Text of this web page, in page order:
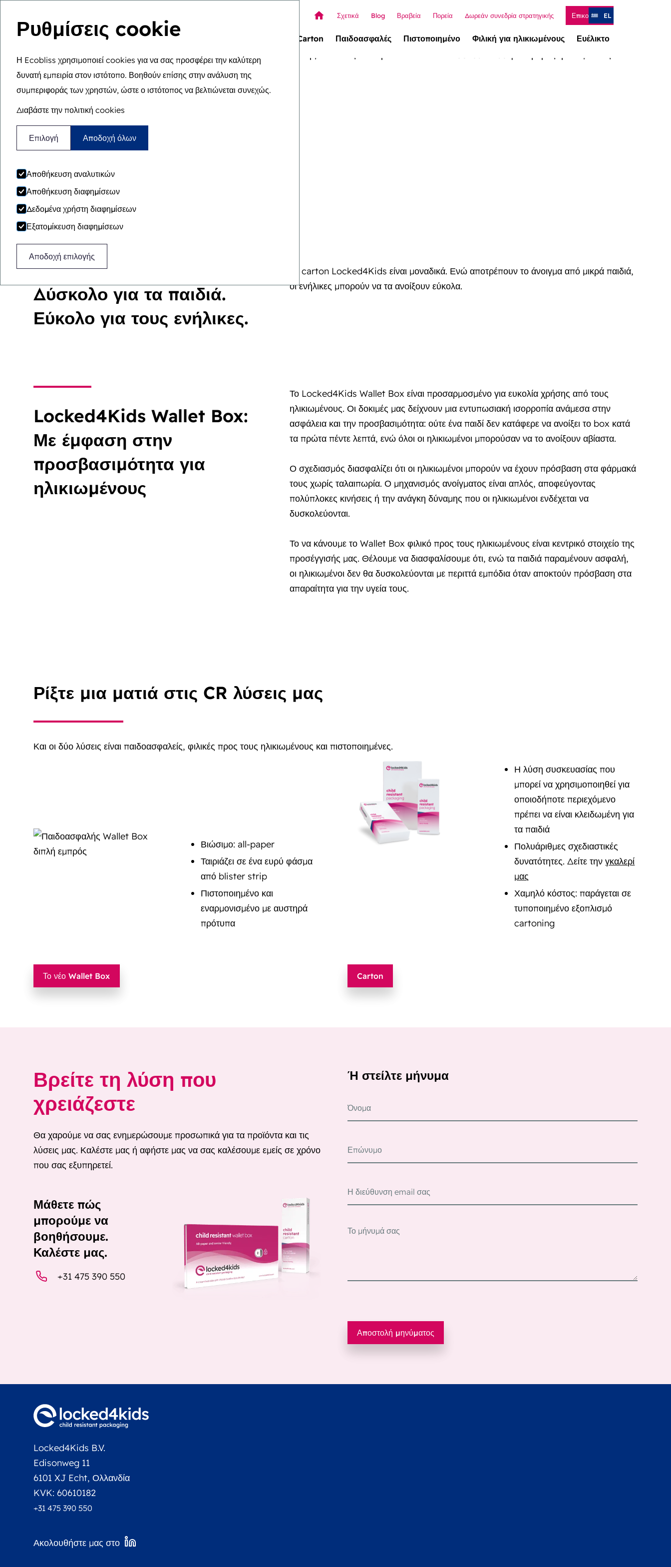
Ρυθμίσεις cookie
Η Ecobliss χρησιμοποιεί cookies για να σας προσφέρει την καλύτερη
δυνατή εμπειρία στον ιστότοπο. Βοηθούν επίσης στην ανάλυση της
συμπεριφοράς των χρηστών, ώστε ο ιστότοπος να βελτιώνεται συνεχώς.
Διαβάστε την πολιτική cookies
Επιλογή Αποδοχή όλων
Αποθήκευση αναλυτικών
Αποθήκευση διαφημίσεων
Δεδομένα χρήστη διαφημίσεων
Εξατομίκευση διαφημίσεων
Αποδοχή επιλογής
Carton Παιδοασφαλές Πιστοποιημένο Φιλική για ηλικιωμένους Ευέλικτο
Σχετικά Blog Βραβεία Πορεία Δωρεάν συνεδρία στρατηγικής ΕπικοινωνίαEL
Βρίσκεστε εδώ: Αρχική > Φιλική για ηλικιωμένους
Φιλική για
ηλικιωμένους
Η Locked4Kids προσφέρει τον τέλειο
συνδυασμό παιδοασφάλειας, εύκολης
πρόσβασης για ενήλικες και οικονομικά
αποδοτικής παραγωγής.
Δύσκολο για τα παιδιά.
Εύκολο για τους ενήλικες.
Τα carton Locked4Kids είναι μοναδικά. Ενώ αποτρέπουν το άνοιγμα από μικρά παιδιά,
οι ενήλικες μπορούν να τα ανοίξουν εύκολα.
Locked4Kids Wallet Box:
Με έμφαση στην
προσβασιμότητα για
ηλικιωμένους
Το Locked4Kids Wallet Box είναι προσαρμοσμένο για ευκολία χρήσης από τους
ηλικιωμένους. Οι δοκιμές μας δείχνουν μια εντυπωσιακή ισορροπία ανάμεσα στην
ασφάλεια και την προσβασιμότητα: ούτε ένα παιδί δεν κατάφερε να ανοίξει το box κατά
τα πρώτα πέντε λεπτά, ενώ όλοι οι ηλικιωμένοι μπορούσαν να το ανοίξουν αβίαστα.
Ο σχεδιασμός διασφαλίζει ότι οι ηλικιωμένοι μπορούν να έχουν πρόσβαση στα φάρμακά
τους χωρίς ταλαιπωρία. Ο μηχανισμός ανοίγματος είναι απλός, αποφεύγοντας
πολύπλοκες κινήσεις ή την ανάγκη δύναμης που οι ηλικιωμένοι ενδέχεται να
δυσκολεύονται.
Το να κάνουμε το Wallet Box φιλικό προς τους ηλικιωμένους είναι κεντρικό στοιχείο της
προσέγγισής μας. Θέλουμε να διασφαλίσουμε ότι, ενώ τα παιδιά παραμένουν ασφαλή,
οι ηλικιωμένοι δεν θα δυσκολεύονται με περιττά εμπόδια όταν αποκτούν πρόσβαση στα
απαραίτητα για την υγεία τους.
Ρίξτε μια ματιά στις CR λύσεις μας
Και οι δύο λύσεις είναι παιδοασφαλείς, φιλικές προς τους ηλικιωμένους και πιστοποιημένες.
Βιώσιμο: all-paper
Ταιριάζει σε ένα ευρύ φάσμα
από blister strip
Πιστοποιημένο και
εναρμονισμένο με αυστηρά
πρότυπα
Το νέο Wallet Box
Η λύση συσκευασίας που
μπορεί να χρησιμοποιηθεί για
οποιοδήποτε περιεχόμενο
πρέπει να είναι κλειδωμένη για
τα παιδιά
Πολυάριθμες σχεδιαστικές
δυνατότητες. Δείτε τηνγκαλερί
μας
Χαμηλό κόστος: παράγεται σε
τυποποιημένο εξοπλισμό
cartoning
Carton
Βρείτε τη λύση που
χρειάζεστε
Θα χαρούμε να σας ενημερώσουμε προσωπικά για τα προϊόντα και τις
λύσεις μας. Καλέστε μας ή αφήστε μας να σας καλέσουμε εμείς σε χρόνο
που σας εξυπηρετεί.
Μάθετε πώς
μπορούμε να
βοηθήσουμε.
Καλέστε μας.
+31 475 390 550
Ή στείλτε μήνυμα
Locked4Kids B.V.
Edisonweg 11
6101 XJ Echt, Ολλανδία
KVK: 60610182
+31 475 390 550
Ακολουθήστε μας στο